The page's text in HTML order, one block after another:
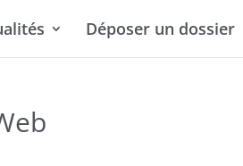
Déposer un dossier